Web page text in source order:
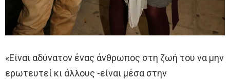
«Είναι αδύνατον ένας άνθρωπος στη ζωή του να μην
ερωτευτεί κι άλλους -είναι μέσα στην